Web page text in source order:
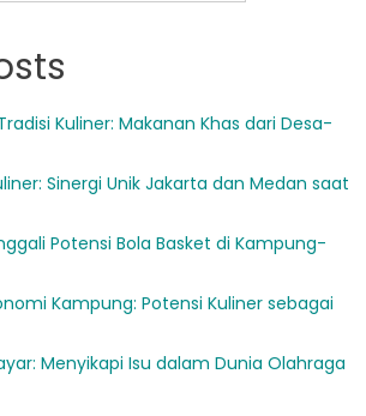
Kuliner: Makanan Khas dari Desa-
Sinergi Unik Jakarta dan Medan saat
Potensi Bola Basket di Kampung-
Kampung: Potensi Kuliner sebagai
Menyikapi Isu dalam Dunia Olahraga